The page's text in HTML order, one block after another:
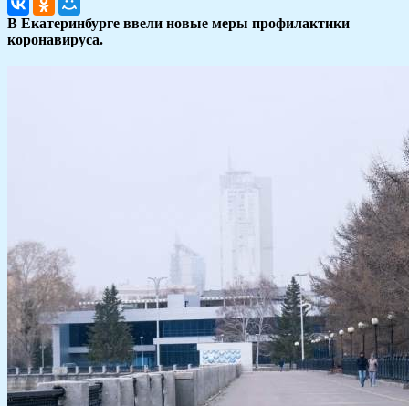
В Екатеринбурге ввели новые меры профилактики
коронавируса.